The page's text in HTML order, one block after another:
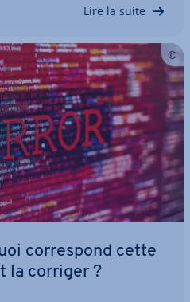
Lire la suite
cor­res­pond cette
la corriger ?